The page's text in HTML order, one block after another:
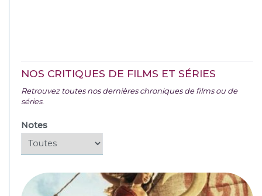
NOS CRITIQUES DE FILMS ET SÉRIES
Retrouvez toutes nos dernières chroniques de films ou de
séries.
Notes